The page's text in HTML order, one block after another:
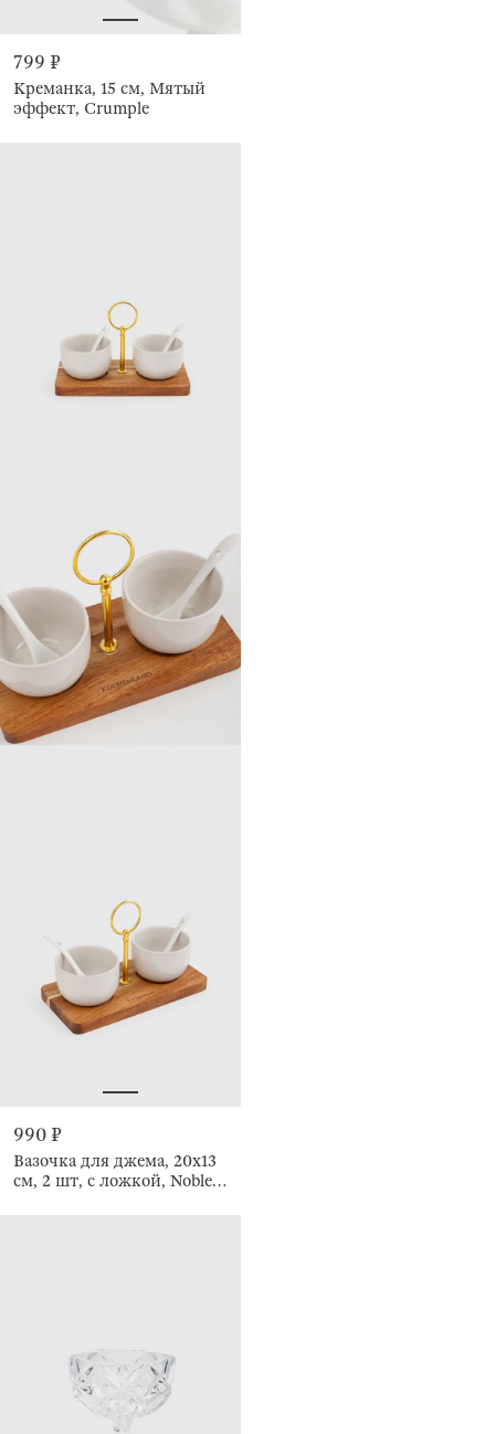
799 ₽
Креманка, 15 см, Мятый
эффект, Crumple
990 ₽
Вазочка для джема, 20x13
см, 2 шт, с ложкой, Noble